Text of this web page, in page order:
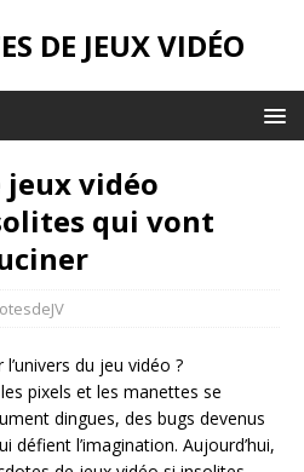
DE JEUX VIDÉO
jeux vidéo
qui vont
du jeu vidéo ?
pixels et les manettes se
dingues, des bugs devenus
défient l’imagination. Aujourd’hui,